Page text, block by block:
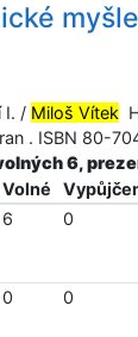
I. / Miloš Vítek
. ISBN 80-
6,
Volné
6 0
0 0